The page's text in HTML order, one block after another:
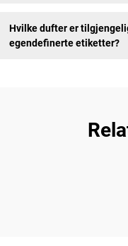
Hvilke dufter er
egendefinerte etiketter?